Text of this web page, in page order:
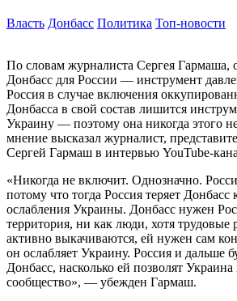
Власть Донбасс Политика Топ-новости
По словам журналиста Сергея Гармаша,
Донбасс для России — инструмент
Россия в случае включения
Донбасса в свой состав лишится
Украину — поэтому она никогда этого
мнение высказал журналист,
Сергей Гармаш в интервью YouTube-
«Никогда не включит. Однозначно.
потому что тогда Россия теряет Донбасс
ослабления Украины. Донбасс нужен
территория, ни как люди, хотя трудовые
активно выкачиваются, ей нужен сам
он ослабляет Украину. Россия и дальше
Донбасс, насколько ей позволят
сообщество», — убежден Гармаш.